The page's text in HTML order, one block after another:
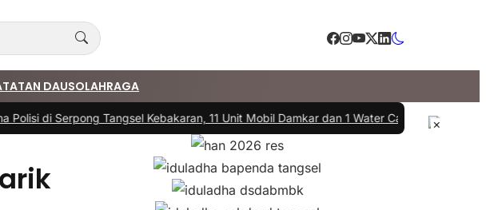
DAUSOLAHRAGA
Polisi di Serpong Tangsel Kebakaran, 11 Unit Mobil Damkar dan 1 Water Cannon Diterjunkan
×